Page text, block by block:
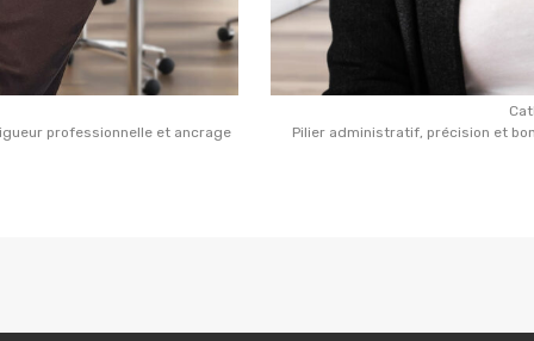
professionnelle et ancrage
Pilier administratif, précision et